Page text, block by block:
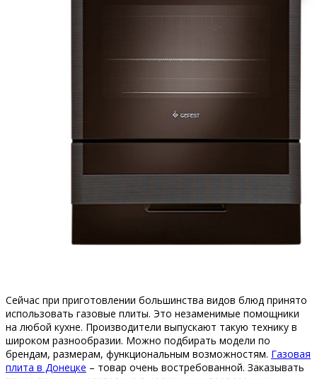
Сейчас при приготовлении большинства видов блюд принято
использовать газовые плиты. Это незаменимые помощники
на любой кухне. Производители выпускают такую технику в
широком разнообразии. Можно подбирать модели по
брендам, размерам, функциональным возможностям. Газовая
плита в Донецке – товар очень востребованной. Заказывать